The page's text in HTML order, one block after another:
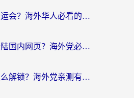
如何在海外看奥运会？海外华人必看的体育赛事直播终极指南
国外网络无法登陆国内网页？海外党必看：选对回国加速器实现无缝访问
优酷地域限制怎么解锁？海外党亲测有效的追剧自由指南